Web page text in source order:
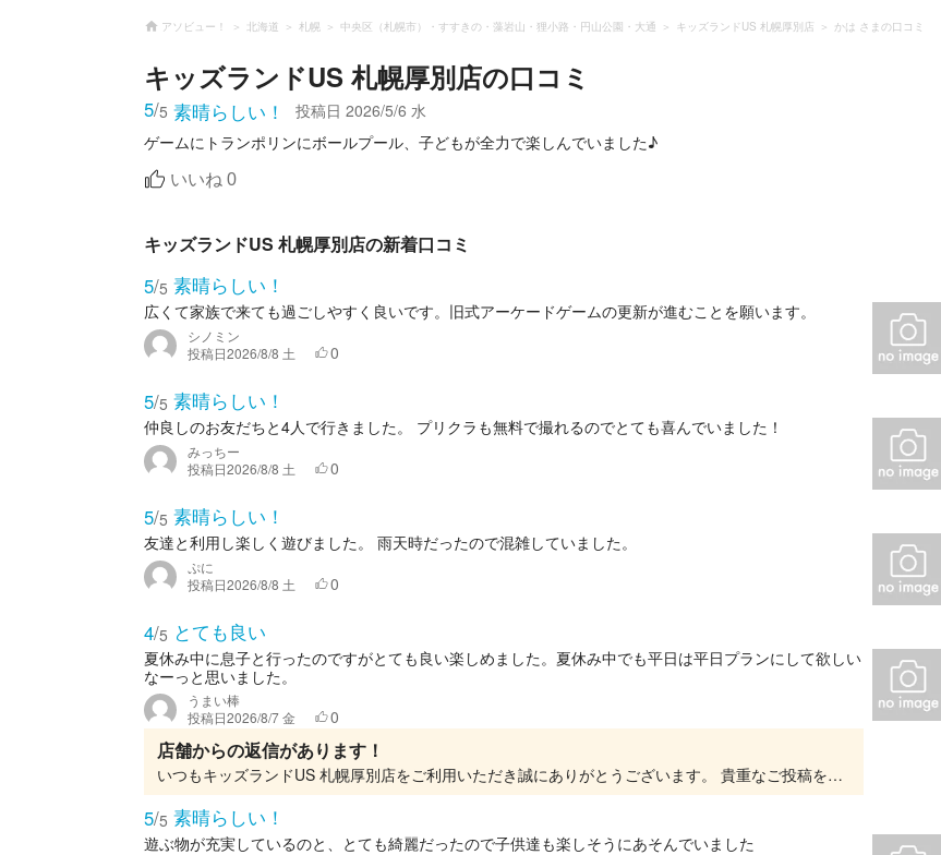
アソビュー！ 北海道 札幌 中央区（札幌市）・すすきの・藻岩山・狸小路・円山公園・大通 キッズランドUS 札幌厚別店 かは さまの口コミ
キッズランドUS 札幌厚別店の口コミ
5/5 素晴らしい！ 投稿日 2026/5/6 水
いいね 0
キッズランドUS 札幌厚別店の新着口コミ
5/5 素晴らしい！
広くて家族で来ても過ごしやすく良いです。旧式アーケードゲームの更新が進むことを願います。
シノミン
投稿日2026/8/8 土 0
5/5 素晴らしい！
仲良しのお友だちと4人で行きました。 プリクラも無料で撮れるのでとても喜んでいました！
みっちー
投稿日2026/8/8 土 0
5/5 素晴らしい！
友達と利用し楽しく遊びました。 雨天時だったので混雑していました。
ぷに
投稿日2026/8/8 土 0
4/5 とても良い
夏休み中に息子と行ったのですがとても良い楽しめました。夏休み中でも平日は平日プランにして欲しい
なーっと思いました。
うまい棒
投稿日2026/8/7 金 0
店舗からの返信があります！
いつもキッズランドUS 札幌厚別店をご利用いただき誠にありがとうございます。 貴重なご投稿をいただきありがとうございます。 大変嬉しいお言葉をいただき、スタッフ一同、とても励みになりま...
5/5 素晴らしい！
遊ぶ物が充実しているのと、とても綺麗だったので子供達も楽しそうにあそんでいました